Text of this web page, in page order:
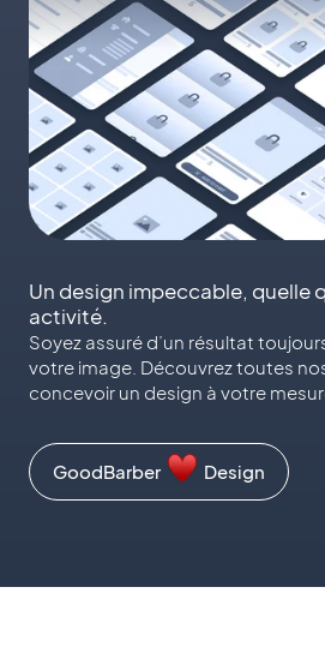
Un design impeccable, quelle
activité.
Soyez assuré d’un résultat
votre image. Découvrez toutes
concevoir un design à votre
GoodBarber Design